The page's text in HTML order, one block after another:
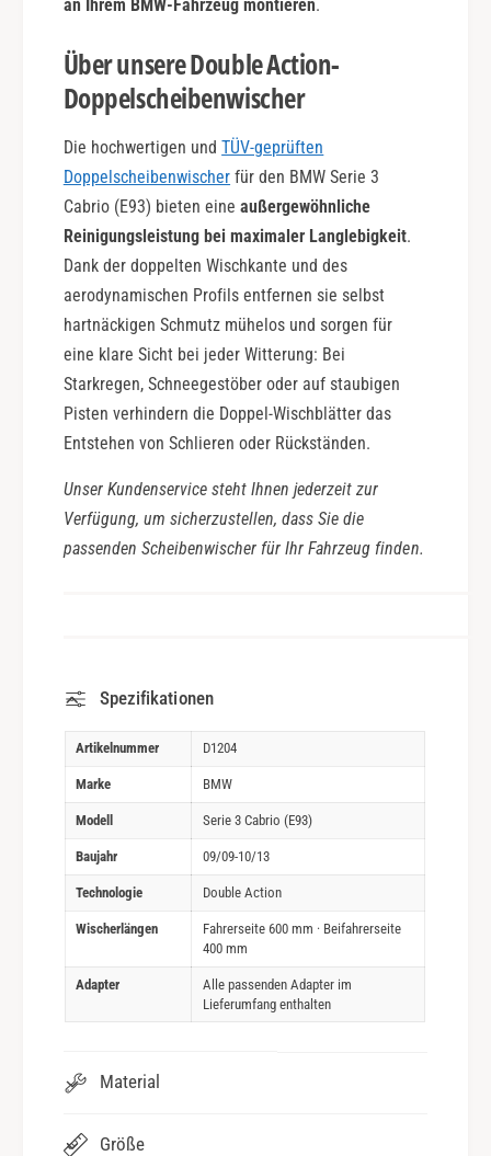
an Ihrem BMW-Fahrzeug montieren.
Über unsere Double Action-
Doppelscheibenwischer
Die hochwertigen undTÜV-geprüften
Doppelscheibenwischer für den BMW Serie 3
Cabrio (E93) bieten eineaußergewöhnliche
Reinigungsleistung bei maximaler Langlebigkeit.
Dank der doppelten Wischkante und des
aerodynamischen Profils entfernen sie selbst
hartnäckigen Schmutz mühelos und sorgen für
eine klare Sicht bei jeder Witterung: Bei
Starkregen, Schneegestöber oder auf staubigen
Pisten verhindern die Doppel-Wischblätter das
Entstehen von Schlieren oder Rückständen.
Unser Kundenservice steht Ihnen jederzeit zur
Verfügung, um sicherzustellen, dass Sie die
passenden Scheibenwischer für Ihr Fahrzeug finden.
Spezifikationen
Artikelnummer D1204
Marke BMW
Modell Serie 3 Cabrio (E93)
Baujahr 09/09-10/13
Technologie Double Action
Wischerlängen
Fahrerseite 600 mm · Beifahrerseite
400 mm
Adapter
Alle passenden Adapter im
Lieferumfang enthalten
Material
Größe